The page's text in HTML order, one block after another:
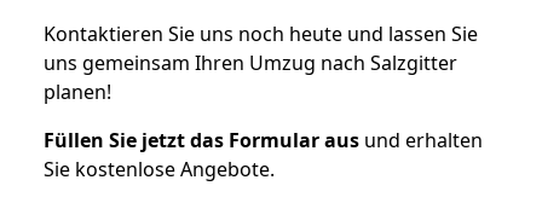
Kontaktieren Sie uns noch heute und lassen Sie
uns gemeinsam Ihren Umzug nach Salzgitter
planen!
Füllen Sie jetzt das Formular aus und erhalten
Sie kostenlose Angebote.